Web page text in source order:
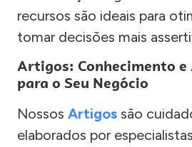
recursos são ideais para
tomar decisões mais
Artigos: Conhecimento
para o Seu Negócio
Nossos Artigos são
elaborados por